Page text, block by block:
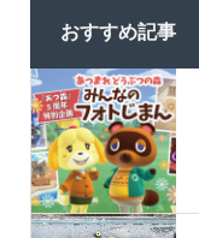
おすすめ記事